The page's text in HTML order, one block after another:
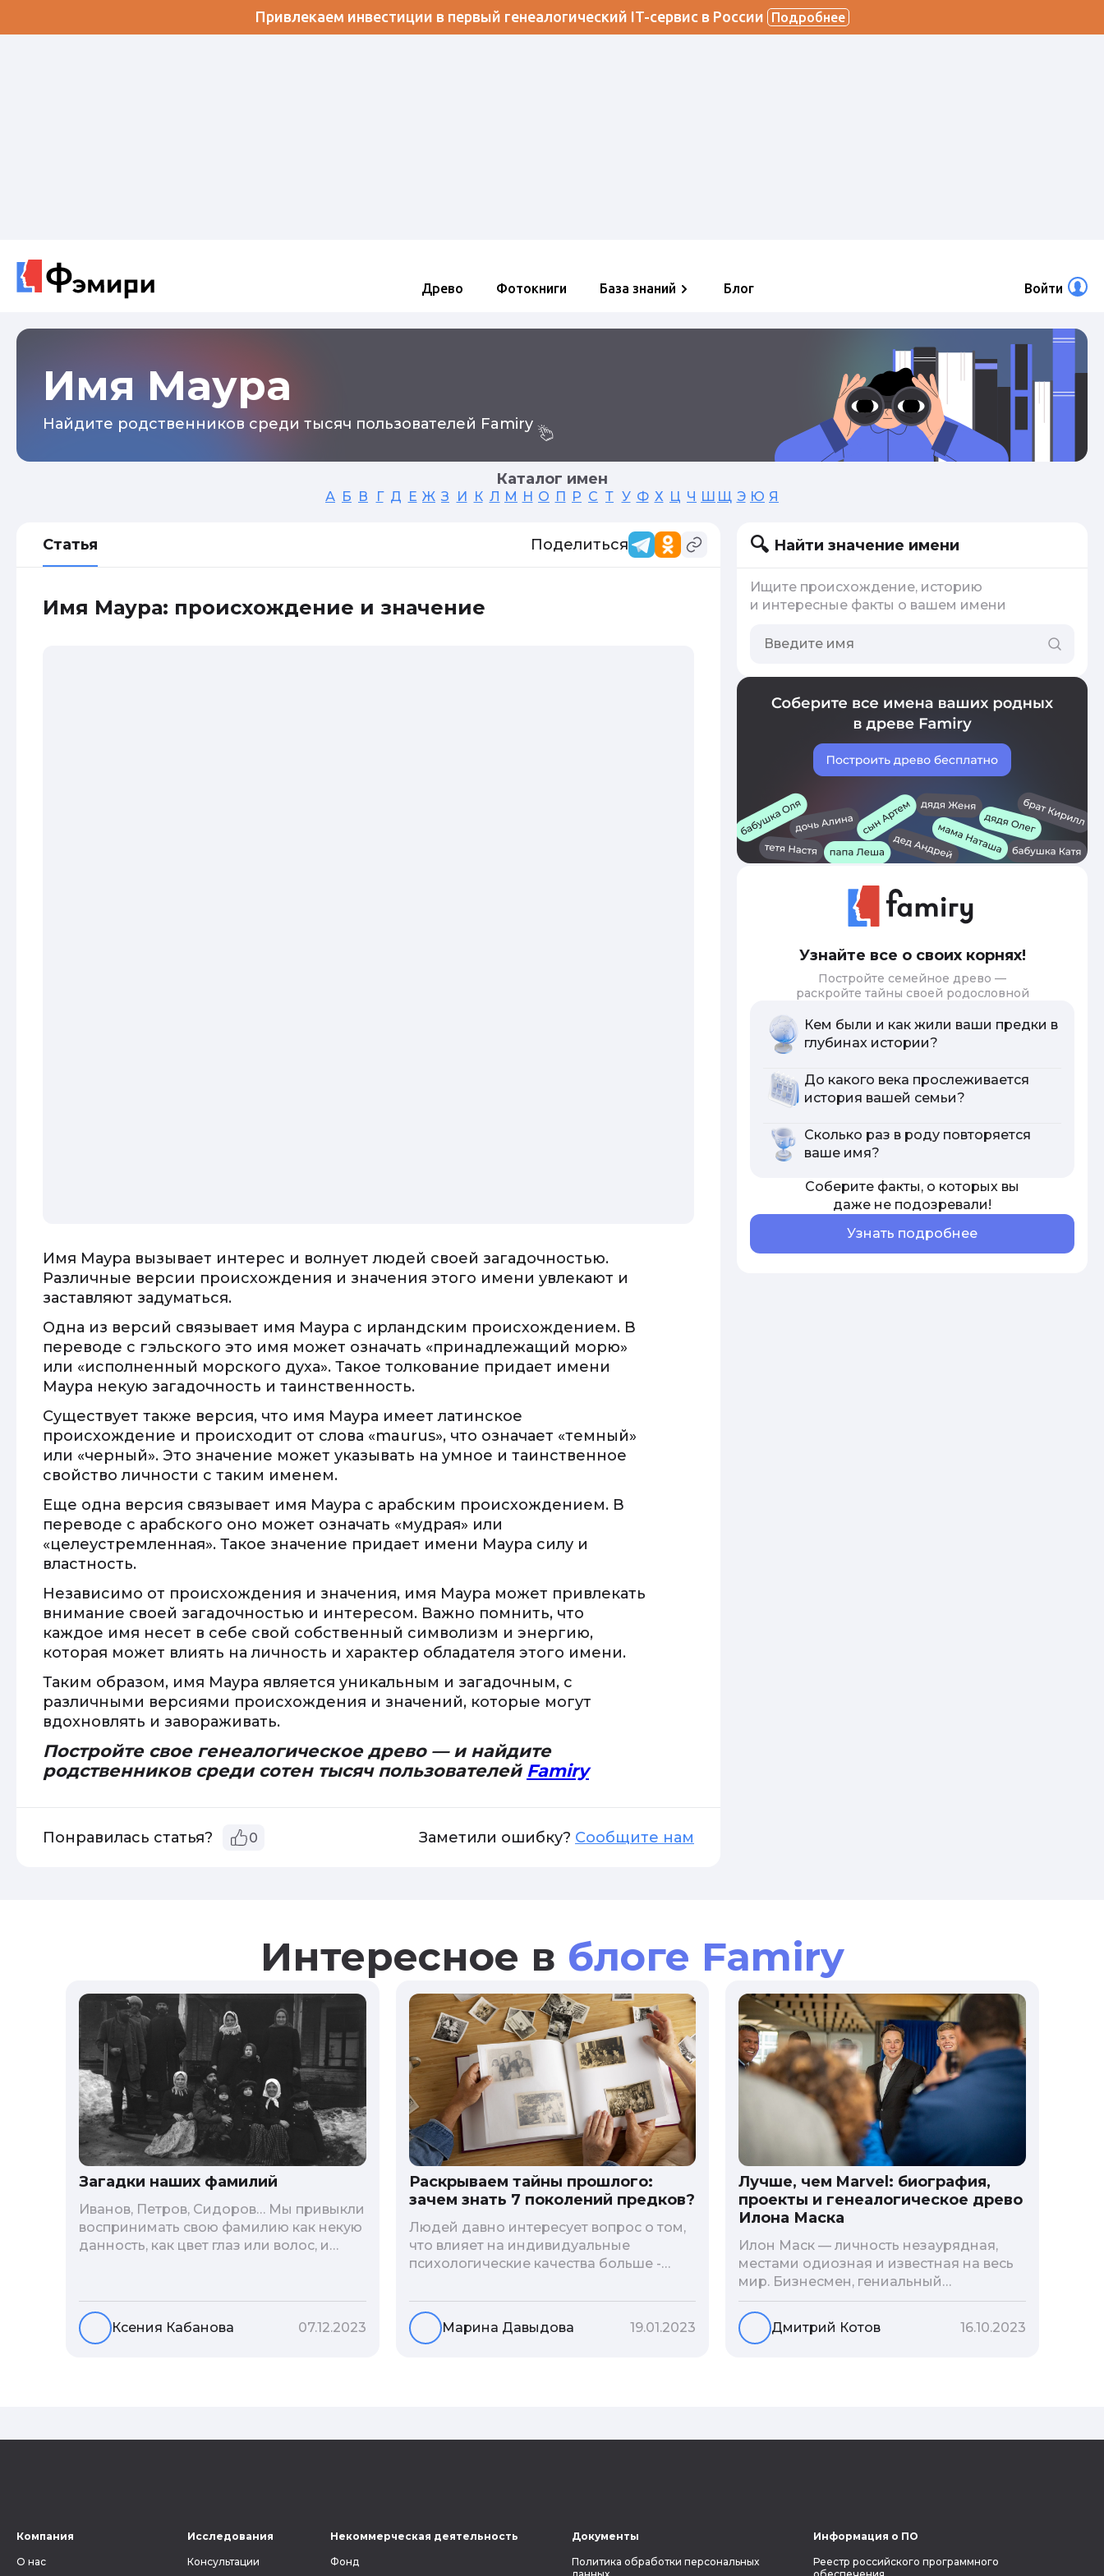
Привлекаем инвестиции в первый генеалогический IT-сервис в России Подробнее
Древо Фотокниги База знаний Блог Войти
Имя Маура
Найдите родственников среди тысяч пользователей Famiry
Каталог имен
А Б В Г Д Е Ж З И К Л М Н О П Р С Т У Ф Х Ц Ч Ш Щ Э Ю Я
Статья Поделиться
Имя Маура: происхождение и значение
Имя Маура вызывает интерес и волнует людей своей загадочностью.
Различные версии происхождения и значения этого имени увлекают и
заставляют задуматься.
Одна из версий связывает имя Маура с ирландским происхождением. В
переводе с гэльского это имя может означать «принадлежащий морю»
или «исполненный морского духа». Такое толкование придает имени
Маура некую загадочность и таинственность.
Существует также версия, что имя Маура имеет латинское
происхождение и происходит от слова «maurus», что означает «темный»
или «черный». Это значение может указывать на умное и таинственное
свойство личности с таким именем.
Еще одна версия связывает имя Маура с арабским происхождением. В
переводе с арабского оно может означать «мудрая» или
«целеустремленная». Такое значение придает имени Маура силу и
властность.
Независимо от происхождения и значения, имя Маура может привлекать
внимание своей загадочностью и интересом. Важно помнить, что
каждое имя несет в себе свой собственный символизм и энергию,
которая может влиять на личность и характер обладателя этого имени.
Таким образом, имя Маура является уникальным и загадочным, с
различными версиями происхождения и значений, которые могут
вдохновлять и завораживать.
Постройте свое генеалогическое древо — и найдите
родственников среди сотен тысяч пользователей Famiry
Понравилась статья? 0 Заметили ошибку? Сообщите нам
Найти значение имени
Ищите происхождение, историю
и интересные факты о вашем имени
Узнайте все о своих корнях!
Постройте семейное древо —
раскройте тайны своей родословной
Кем были и как жили ваши предки в
глубинах истории?
До какого века прослеживается
история вашей семьи?
Сколько раз в роду повторяется
ваше имя?
Соберите факты, о которых вы
даже не подозревали!
Узнать подробнее
Интересное в блоге Famiry
Загадки наших фамилий
Иванов, Петров, Сидоров… Мы привыкли
воспринимать свою фамилию как некую
данность, как цвет глаз или волос, и
неблагозвучной или, наоборот,
«дворянской» фамилией, и какие
секреты она может раскрыть о судьбе
Ксения Кабанова 07.12.2023
Раскрываем тайны прошлого:
зачем знать 7 поколений предков?
Людей давно интересует вопрос о том,
что влияет на индивидуальные
психологические качества больше -
человека. В астрологической практике
существует понятие геноскоп - влияние
семи поколений предков на судьбу
Марина Давыдова 19.01.2023
Лучше, чем Marvel: биография,
проекты и генеалогическое древо
Илона Маска
Илон Маск — личность незаурядная,
местами одиозная и известная на весь
мир. Бизнесмен, гениальный
изобретатель и миллиардер, живой
прообраз экранного Железного
человека — настоящий супергерой в
поделиться с читателями блога фактами
Дмитрий Котов 16.10.2023
Компания
О нас
Исследования
Консультации
Некоммерческая деятельность
Фонд
Документы
Политика обработки персональных
Информация о ПО
Реестр российского программного